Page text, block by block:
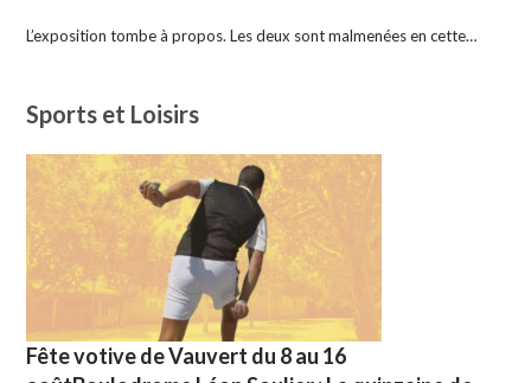
L’exposition tombe à propos. Les deux sont malmenées en cette…
Sports et Loisirs
Fête votive de Vauvert du 8 au 16